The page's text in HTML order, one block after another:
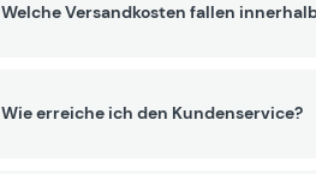
Welche Versandkosten fallen
Wie erreiche ich den Kundenservice?